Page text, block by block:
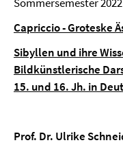
Capriccio - Groteske
Sibyllen und ihre
Bildkünstlerische
15. und 16. Jh. in
Prof. Dr. Ulrike